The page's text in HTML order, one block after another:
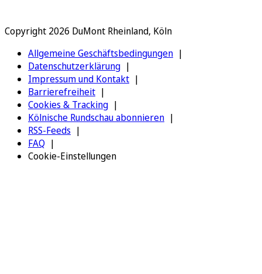
Copyright 2026 DuMont Rheinland, Köln
Allgemeine Geschäftsbedingungen
Datenschutzerklärung
Impressum und Kontakt
Barrierefreiheit
Cookies & Tracking
Kölnische Rundschau abonnieren
RSS-Feeds
FAQ
Cookie-Einstellungen